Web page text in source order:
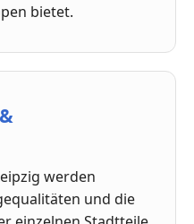
bietet.
werden
und die